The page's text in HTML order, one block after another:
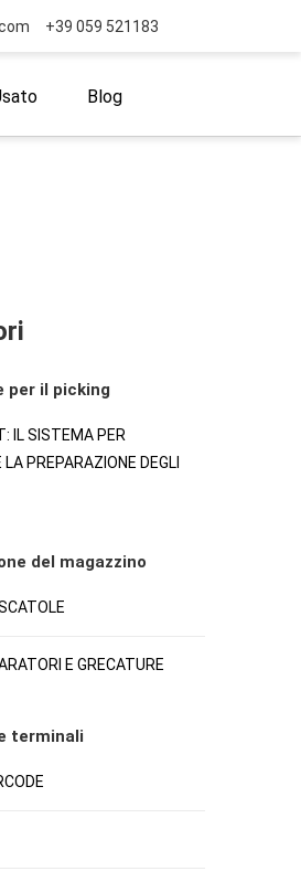
+39 059 521183
Blog
per il picking
IL SISTEMA PER
PREPARAZIONE DEGLI
del magazzino
E GRECATURE
terminali